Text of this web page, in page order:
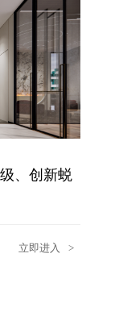
、创新蜕
立即进入 >